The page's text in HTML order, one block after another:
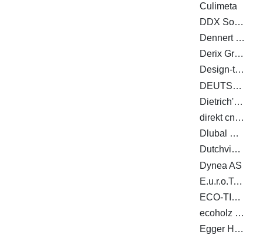
Culimeta
DDX Software Solutions
Dennert Baustoffwelt GmbH & Co. KG
Derix Gruppe
Design-to-Production GmbH
DEUTSCHE ROCKWOOL GmbH & Co. KG
Dietrich's Datenverarbeitungsgesellschaft für Handel und Produktion AG
direkt cnc-systeme gmbh
Dlubal Software GmbH
Dutchview information technology GmbH
Dynea AS
E.u.r.o.Tec GmbH
ECO-TIMBER GmbH & Co. KG
ecoholz GmbH
Egger Holzwerkstoffe Wismar GmbH & Co. KG